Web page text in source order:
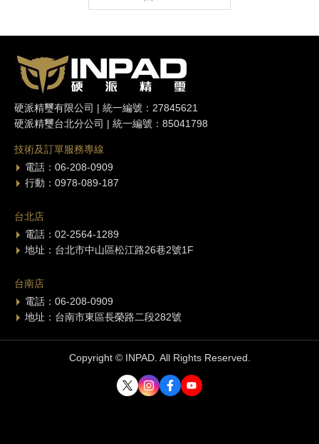
硬派精璽有限公司 | 統一編號：27845621
硬派精璽台北分公司 | 統一編號：85041798
技術及訂單服務專線
電話：06-208-0909
行動：0978-089-187
台北店
電話：02-2564-1289
地址：台北市中山區松江路26巷2號1F
台南店
電話：06-208-0909
地址：台南市東區長榮路二段282號
Copyright © INPAD. All Rights Reserved.